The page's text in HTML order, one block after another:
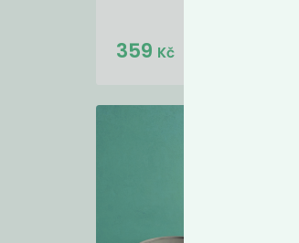
Do košíku:
359 Kč